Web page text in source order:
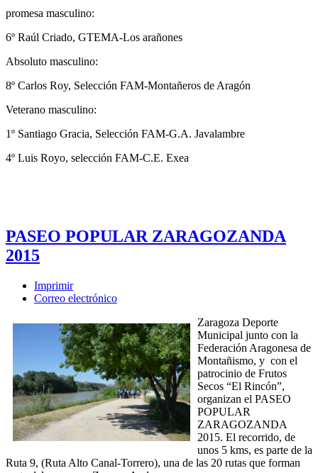
promesa masculino:
6º Raúl Criado, GTEMA-Los arañones
Absoluto masculino:
8º Carlos Roy, Selección FAM-Montañeros de Aragón
Veterano masculino:
1º Santiago Gracia, Selección FAM-G.A. Javalambre
4º Luis Royo, selección FAM-C.E. Exea
PASEO POPULAR ZARAGOZANDA
2015
Imprimir
Correo electrónico
Zaragoza Deporte
Municipal junto con la
Federación Aragonesa de
Montañismo, y con el
patrocinio de Frutos
Secos “El Rincón”,
organizan el PASEO
POPULAR
ZARAGOZANDA
2015. El recorrido, de
unos 5 kms, es parte de la
Ruta 9, (Ruta Alto Canal-Torrero), una de las 20 rutas que forman